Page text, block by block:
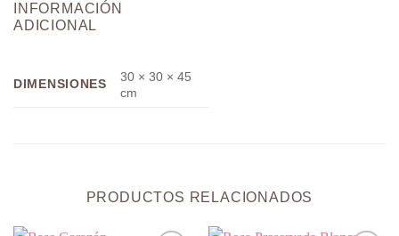
INFORMACIÓN
ADICIONAL
DIMENSIONES
30 × 30 × 45
cm
PRODUCTOS RELACIONADOS